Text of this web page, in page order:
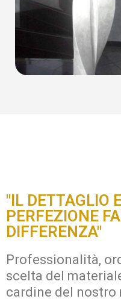
"IL DETTAGLIO
PERFEZIONE
DIFFERENZA"
Professionalità,
scelta del
cardine del nostro